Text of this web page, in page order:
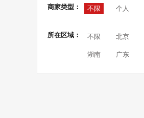
商家类型： 不限 个人
所在区域： 不限 北京
湖南 广东